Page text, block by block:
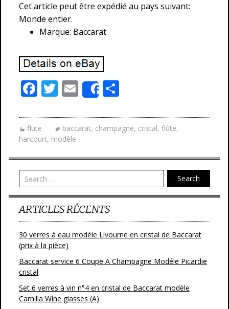
Cet article peut être expédié au pays suivant:
Monde entier.
Marque: Baccarat
F
e
b
o
o
k
T
itt
er
E
m
ai
l
Share
ta
g
er
flute baccarat, champagne, cristal, flûte,
harcourt, modèle
Search
ARTICLES RÉCENTS
30 verres à eau modèle Livourne en cristal de Baccarat
(prix à la pièce)
Baccarat service 6 Coupe A Champagne Modéle Picardie
cristal
Set 6 verres à vin n°4 en cristal de Baccarat modèle
Camilla Wine glasses (A)